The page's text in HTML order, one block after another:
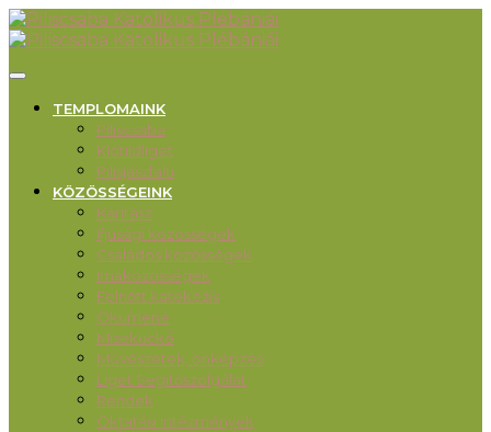
TEMPLOMAINK
Piliscsaba
Klotildliget
Pilisjászfalu
KÖZÖSSÉGEINK
Karitász
Ifjúsági közösségek
Családos közösségek
Imaközösségek
Felnőtt katekézis
Ökumené
Misekuckó
Művészetek, önképzés
Liget Segítőszolgálat
Rendek
Oktatási intézmények